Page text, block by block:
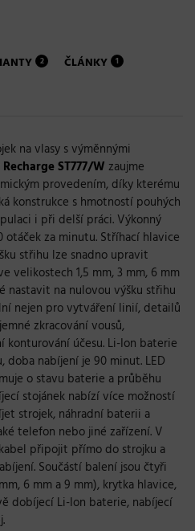
2 ČLÁNKY 1
na vlasy s výměnnými
ST777/W zaujme
provedením, díky kterému
konstrukce s hmotností pouhých
i při delší práci. Výkonný
za minutu. Stříhací hlavice
střihu lze snadno upravit
velikostech 1,5 mm, 3 mm, 6 mm
nastavit na nulovou výšku střihu
nejen pro vytváření linií, detailů
zkracování vousů,
konturování účesu. Li-Ion baterie
doba nabíjení je 90 minut. LED
o stavu baterie a průběhu
stojánek nabízí více možností
strojek, náhradní baterii a
telefon nebo jiné zařízení. V
připojit přímo do strojku a
Součástí balení jsou čtyři
6 mm a 9 mm), krytka hlavice,
dobíjecí Li-Ion baterie, nabíjecí